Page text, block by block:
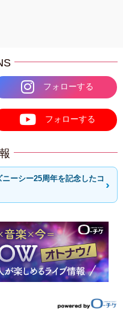
フォローする
フォローする
ニーシー25周年を記念したコ